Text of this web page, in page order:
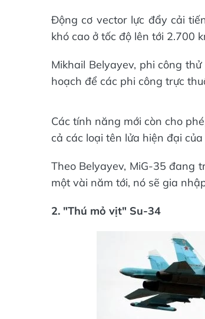
Động cơ vector lực đẩy cải
khó cao ở tốc độ lên tới 2.700
Mikhail Belyayev, phi công
hoạch để các phi công trực
Các tính năng mới còn cho
cả các loại tên lửa hiện đại
Theo Belyayev, MiG-35 đang
một vài năm tới, nó sẽ gia
2. "Thú mỏ vịt" Su-34